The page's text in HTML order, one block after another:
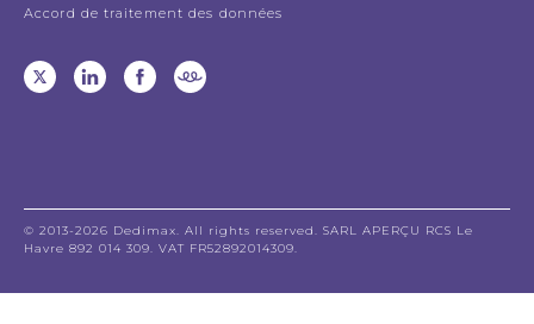
Accord de traitement des données
© 2013-2026 Dedimax. All rights reserved. SARL APERÇU RCS Le
Havre 892 014 309. VAT FR52892014309.